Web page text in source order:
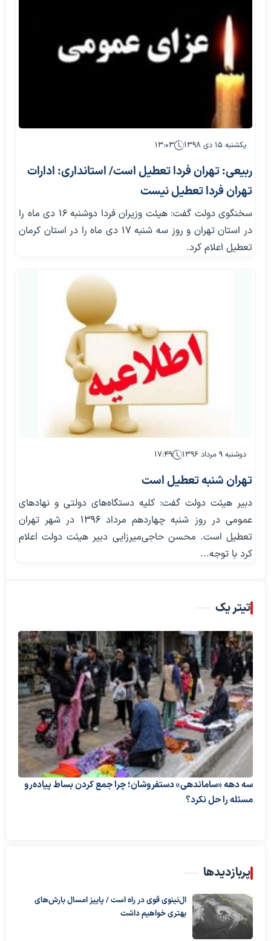
یکشنبه ۱۵ دی ۱۳۹۸ ۱۳:۰۳
ربیعی: تهران فردا تعطیل است/ استانداری: ادارات
تهران فردا تعطیل نیست
سخنگوی دولت گفت: هیئت وزیران فردا دوشنبه ۱۶ دی ماه را
در استان تهران و روز سه شنبه ۱۷ دی ماه را در استان کرمان
تعطیل اعلام کرد.
دوشنبه ۹ مرداد ۱۳۹۶ ۱۷:۴۹
تهران شنبه تعطیل است
دبیر هیئت دولت گفت: کلیه دستگاه‌های دولتی و نهادهای
عمومی در روز شنبه چهاردهم مرداد 1396 در شهر تهران
تعطیل است. محسن حاجی‌میرزایی دبیر هیئت دولت اعلام
کرد با توجه...
تیتر یک
سه دهه «ساماندهی» دستفروشان؛ چرا جمع کردن بساط پیاده‌رو
مسئله را حل نکرد؟
پربازدیدها
ال‌نینوی قوی در راه است / پاییز امسال بارش‌های
بهتری خواهیم داشت